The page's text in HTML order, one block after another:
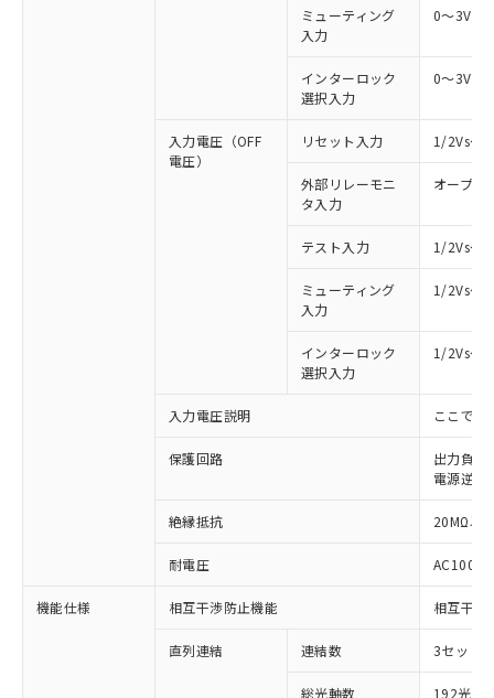
ミューティング
入力
0～3V（
インターロック
選択入力
0～3V（
入力電圧（OFF
電圧）
リセット入力 1/2Vs～
外部リレーモニ
タ入力
オープン
テスト入力 1/2Vs～
ミューティング
入力
1/2Vs～
インターロック
選択入力
1/2Vs～
入力電圧説明 ここでの
保護回路
出力負荷
電源逆接
絶縁抵抗 20MΩ以
耐電圧
機能仕様 相互干渉防止機能 相互干渉
直列連結 連結数 3セット
総光軸数 192光軸
※1 対応状況
非含有に対応した製品が提供可能な商品で